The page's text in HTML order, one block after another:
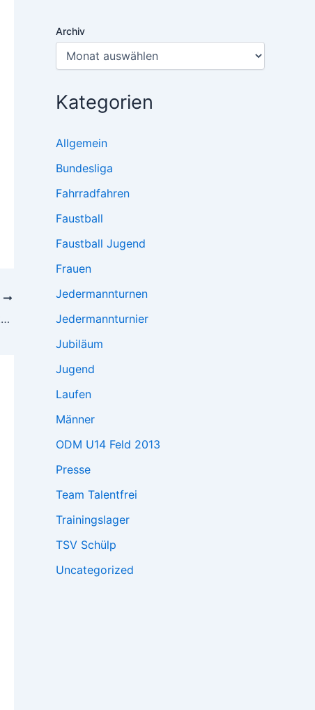
Doppelspieltag doch erfolgreich überstanden
Archiv
Kategorien
Allgemein
Bundesliga
Fahrradfahren
Faustball
Faustball Jugend
Frauen
Jedermannturnen
Jedermannturnier
Jubiläum
Jugend
Laufen
Männer
ODM U14 Feld 2013
Presse
Team Talentfrei
Trainingslager
TSV Schülp
Uncategorized